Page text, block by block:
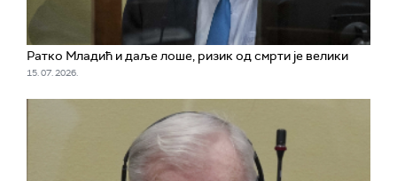
Ратко Младић и даље лоше, ризик од смрти је велики
15. 07. 2026.